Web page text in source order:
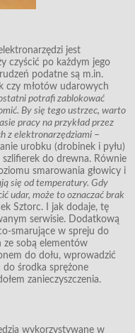
jest
czyścić po każdym jego
podatne są m.in.
czy młotów udarowych
potrafi zablokować
By się tego ustrzec, warto
pracy na przykład przez
z elektronarzędziami –
urobku (drobinek i pyłu)
do drewna. Równie
smarowania głowicy i
się od temperatury. Gdy
udar, może to oznaczać brak
Sztorc. I jak dodaje, tę
serwisie. Dodatkową
smarujące w spreju do
ze sobą elementów
do dołu, wprowadzić
środka sprężone
zanieczyszczenia.
wykorzystywane w